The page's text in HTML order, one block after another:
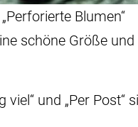
Blumen“
schöne Größe
und „Per Post“